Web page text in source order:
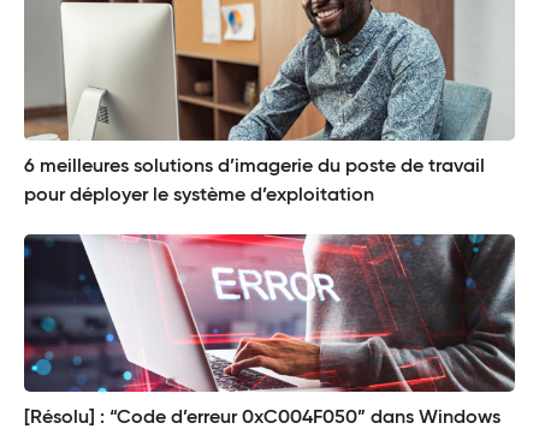
6 meilleures solutions d’imagerie du poste de travail
pour déployer le système d’exploitation
[Résolu] : “Code d’erreur 0xC004F050” dans Windows